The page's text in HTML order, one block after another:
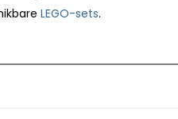
LEGO-sets.